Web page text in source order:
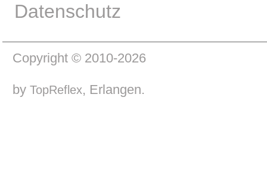
Datenschutz
Copyright © 2010-2026
by TopReflex, Erlangen.